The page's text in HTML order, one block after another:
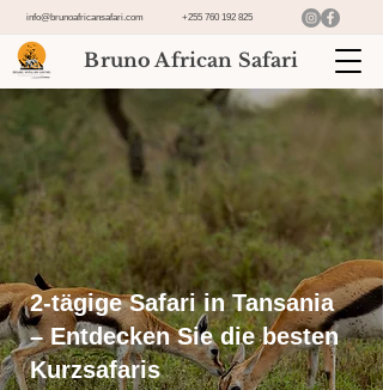
info@brunoafricansafari.com +255 760 192 825
Bruno African Safari
2-tägige Safari in Tansania
– Entdecken Sie die besten
Kurzsafaris